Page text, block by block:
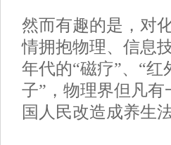
然而有趣的是，对
情拥抱物理、信息
年代的“磁疗”、“红
子”，物理界但凡
国人民改造成养生法